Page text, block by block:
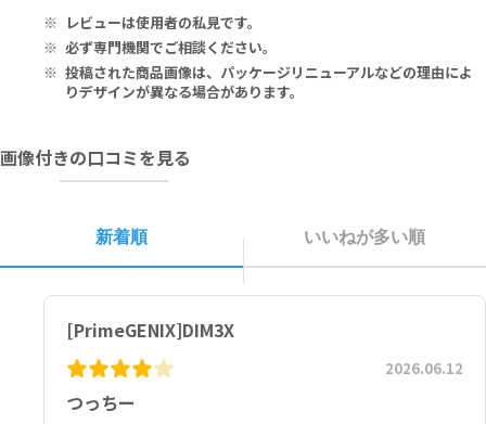
trin, Silicon Dioxide, Magnesium Stearate
1カプセル：ビタミンE（コハク酸D-αトコフェロールとして）30IU、
DIM 200mg、アストラギン2.5mg、バイオペリン2.5mg
レビューは使用者の私見です。
必ず専門機関でご相談ください。
投稿された商品画像は、パッケージリニューアルなどの理由によ
りデザインが異なる場合があります。
画像付きの口コミを見る
新着順 いいねが多い順
[PrimeGENIX]DIM3X
つっちー
2026.06.12